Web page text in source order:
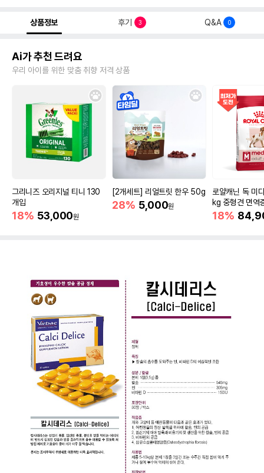
상품정보 후기 3 Q&A 0
Ai가 추천 드려요
우리 아이를 위한 맞춤 취향 저격 상품
그리니즈 오리지널 티니 130
개입
18% 53,000원
[2개세트] 리얼트릿 한우 50g
28% 5,000원
로얄캐닌 독 미
kg 중형견 면역
18%